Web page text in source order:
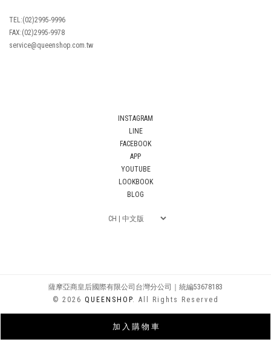
加 入 購 物 車
TEL:(02)2995-9996
FAX:(02)2995-9978
service@queenshop.com.tw
INSTAGRAM
LINE
FACEBOOK
APP
YOUTUBE
LOOKBOOK
BLOG
薩摩亞商皇后國際有限公司台灣分公司｜統編53678183
© 2026 QUEENSHOP. All Rights Reserved